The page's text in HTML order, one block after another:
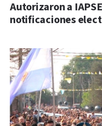
Autorizaron a
notificaciones